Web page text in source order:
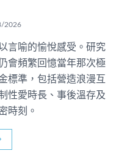
2026
言喻的愉悅感受。研究
會頻繁回憶當年那次極
標準，包括營造浪漫互
性愛時長、事後溫存及
時刻。